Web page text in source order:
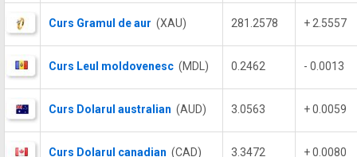
Curs Gramul de aur (XAU) 281.2578 + 2.5557
Curs Leul moldovenesc (MDL) 0.2462 - 0.0013
Curs Dolarul australian (AUD) 3.0563 + 0.0059
Curs Dolarul canadian (CAD) 3.3472 + 0.0080